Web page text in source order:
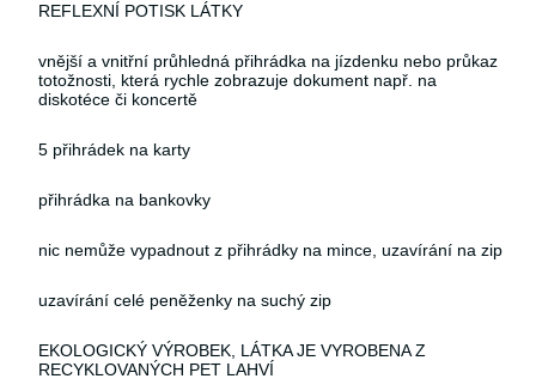
REFLEXNÍ POTISK LÁTKY
vnější a vnitřní průhledná přihrádka na jízdenku nebo průkaz
totožnosti, která rychle zobrazuje dokument např. na
diskotéce či koncertě
5 přihrádek na karty
přihrádka na bankovky
nic nemůže vypadnout z přihrádky na mince, uzavírání na zip
uzavírání celé peněženky na suchý zip
EKOLOGICKÝ VÝROBEK, LÁTKA JE VYROBENA Z
RECYKLOVANÝCH PET LAHVÍ